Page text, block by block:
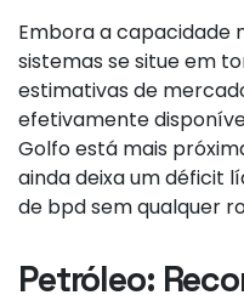
Embora a capacidade
sistemas se situe em
estimativas de
efetivamente
Golfo está mais
ainda deixa um déficit
de bpd sem qualquer
Petróleo: